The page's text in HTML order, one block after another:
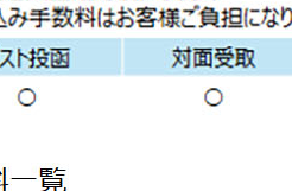
和田技研・ブレインファクトリー）